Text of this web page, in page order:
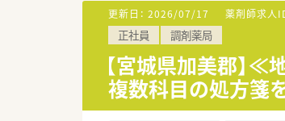
更新日： 2026/07/17 薬剤師求人
正社員 調剤薬局
【宮城県加美郡】
複数科目の処方箋